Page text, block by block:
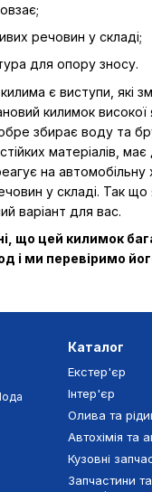
речовин у складі;
для опору зносу.
є виступи, які
килимок
збирає воду та
матеріалів,
на
у складі. Так що
варіант для вас.
що цей килимок
і ми перевіримо
Каталог
Екстер'єр
Інтер'єр
Олива та
Автохімія та
Кузовні
Запчастини